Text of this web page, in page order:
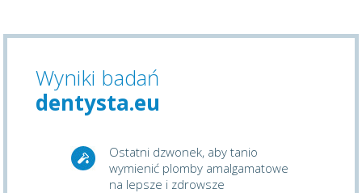
Wyniki badań
dentysta.eu
Ostatni dzwonek, aby tanio
wymienić plomby amalgamatowe
na lepsze i zdrowsze